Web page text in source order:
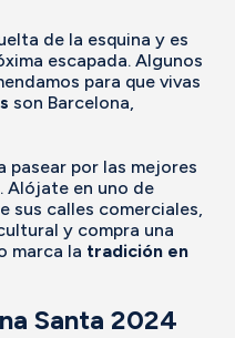
de la esquina y es
escapada. Algunos
para que vivas
son Barcelona,
pasear por las mejores
Alójate en uno de
sus calles comerciales,
y compra una
marca la tradición en
Santa 2024